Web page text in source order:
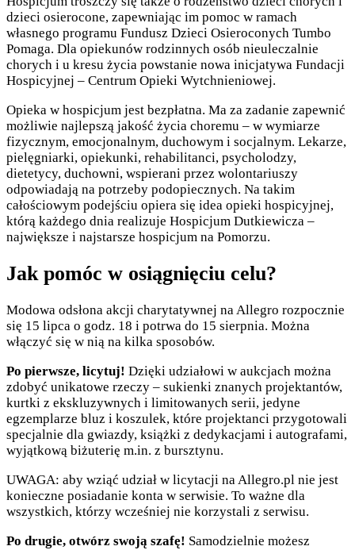
dzieci osierocone, zapewniając im pomoc w ramach
własnego programu Fundusz Dzieci Osieroconych Tumbo
Pomaga. Dla opiekunów rodzinnych osób nieuleczalnie
chorych i u kresu życia powstanie nowa inicjatywa Fundacji
Hospicyjnej – Centrum Opieki Wytchnieniowej.
Opieka w hospicjum jest bezpłatna. Ma za zadanie zapewnić
możliwie najlepszą jakość życia choremu – w wymiarze
fizycznym, emocjonalnym, duchowym i socjalnym. Lekarze,
pielęgniarki, opiekunki, rehabilitanci, psycholodzy,
dietetycy, duchowni, wspierani przez wolontariuszy
odpowiadają na potrzeby podopiecznych. Na takim
całościowym podejściu opiera się idea opieki hospicyjnej,
którą każdego dnia realizuje Hospicjum Dutkiewicza –
największe i najstarsze hospicjum na Pomorzu.
Jak pomóc w osiągnięciu celu?
Modowa odsłona akcji charytatywnej na Allegro rozpocznie
się 15 lipca o godz. 18 i potrwa do 15 sierpnia. Można
włączyć się w nią na kilka sposobów.
Po pierwsze, licytuj! Dzięki udziałowi w aukcjach można
zdobyć unikatowe rzeczy – sukienki znanych projektantów,
kurtki z ekskluzywnych i limitowanych serii, jedyne
egzemplarze bluz i koszulek, które projektanci przygotowali
specjalnie dla gwiazdy, książki z dedykacjami i autografami,
wyjątkową biżuterię m.in. z bursztynu.
UWAGA: aby wziąć udział w licytacji na Allegro.pl nie jest
konieczne posiadanie konta w serwisie. To ważne dla
wszystkich, którzy wcześniej nie korzystali z serwisu.
Po drugie, otwórz swoją szafę! Samodzielnie możesz